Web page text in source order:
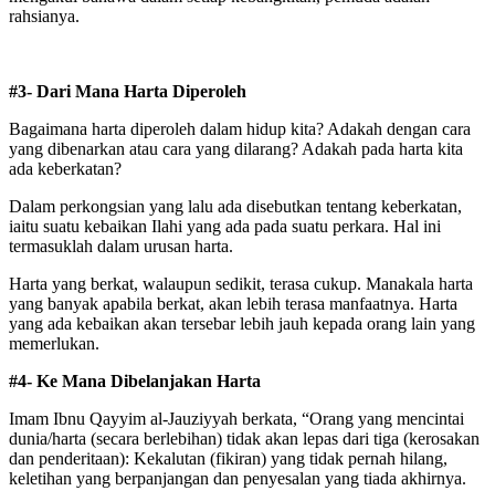
rahsianya.
#3- Dari Mana Harta Diperoleh
Bagaimana harta diperoleh dalam hidup kita? Adakah dengan cara
yang dibenarkan atau cara yang dilarang? Adakah pada harta kita
ada keberkatan?
Dalam perkongsian yang lalu ada disebutkan tentang keberkatan,
iaitu suatu kebaikan Ilahi yang ada pada suatu perkara. Hal ini
termasuklah dalam urusan harta.
Harta yang berkat, walaupun sedikit, terasa cukup. Manakala harta
yang banyak apabila berkat, akan lebih terasa manfaatnya. Harta
yang ada kebaikan akan tersebar lebih jauh kepada orang lain yang
memerlukan.
#4- Ke Mana Dibelanjakan Harta
Imam Ibnu Qayyim al-Jauziyyah berkata, “Orang yang mencintai
dunia/harta (secara berlebihan) tidak akan lepas dari tiga (kerosakan
dan penderitaan): Kekalutan (fikiran) yang tidak pernah hilang,
keletihan yang berpanjangan dan penyesalan yang tiada akhirnya.